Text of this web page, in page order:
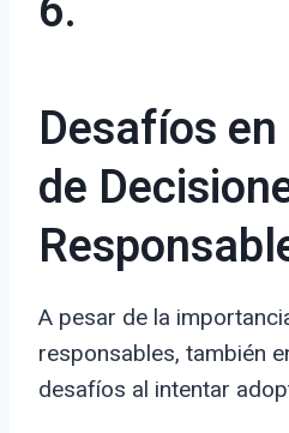
Desafíos
de
A pesar de la
responsables, también
desafíos al intentar